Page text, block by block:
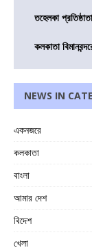
তহেলকা
কলকাতা
NEWS IN
একনজরে
কলকাতা
বাংলা
আমার দেশ
বিদেশ
খেলা